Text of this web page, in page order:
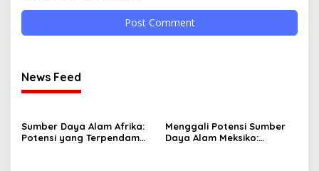
News Feed
Sumber Daya Alam Afrika:
Potensi yang Terpendam
Menggali Potensi Sumber
Daya Alam Meksiko: